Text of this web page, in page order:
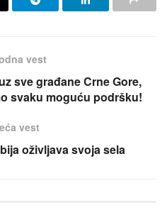
vest
sve građane Crne Gore,
svaku moguću podršku!
vest
oživljava svoja sela